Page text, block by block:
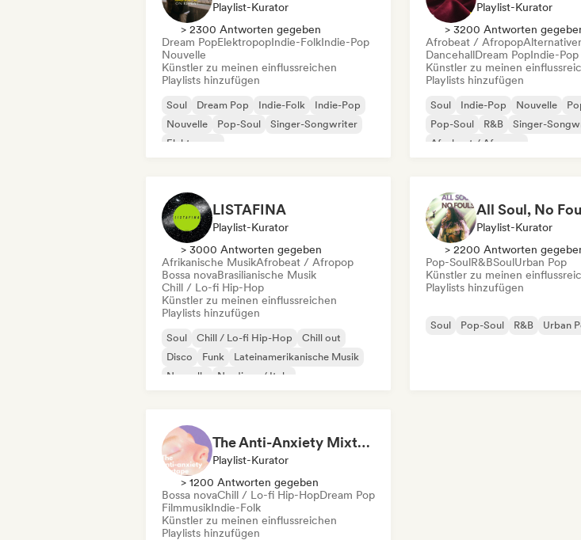
Playlist-Kurator
> 2300 Antworten gegeben
Dream PopElektropopIndie-FolkIndie-Pop
Nouvelle
Künstler zu meinen einflussreichen
Playlists hinzufügen
Soul Dream Pop Indie-Folk
Indie-Pop
Nouvelle
Pop-Soul
Singer-Songwriter
Elektropop
Playlist-Kurator
> 3200 Antworten
Afrobeat / Afropop
DancehallDream PopIndie-Pop
Künstler zu meinen
Playlists hinzufügen
Soul Indie-Pop Nouvelle
Pop-Soul
R&B
Singer-
Afrobeat / Afropop
LISTAFINA
Playlist-Kurator
> 3000 Antworten gegeben
Afrikanische MusikAfrobeat / Afropop
Bossa novaBrasilianische Musik
Chill / Lo-fi Hip-Hop
Künstler zu meinen einflussreichen
Playlists hinzufügen
Soul Chill / Lo-fi Hip-Hop
Chill out
Disco
Funk
Lateinamerikanische Musik
Nouvelle
Nu-disco / Italo
Playlist-Kurator
> 2200 Antworten
Pop-SoulR&BSoulUrban Pop
Künstler zu meinen
Playlists hinzufügen
Soul Pop-Soul R&B Urban
The Anti-Anxiety Mixtape
Playlist-Kurator
> 1200 Antworten gegeben
Bossa novaChill / Lo-fi Hip-HopDream Pop
FilmmusikIndie-Folk
Künstler zu meinen einflussreichen
Playlists hinzufügen